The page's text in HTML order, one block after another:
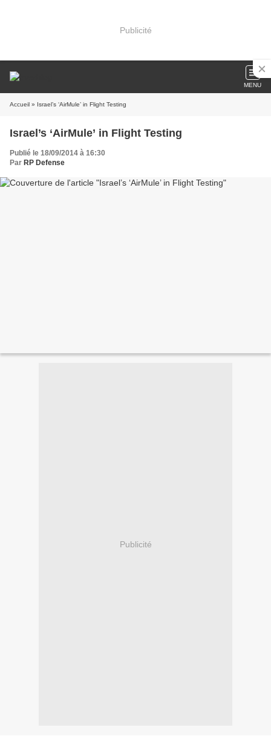
Publicité
MENU
Accueil » Israel’s ‘AirMule’ in Flight Testing
Israel’s ‘AirMule’ in Flight Testing
Publié le 18/09/2014 à 16:30
Par RP Defense
Publicité